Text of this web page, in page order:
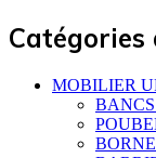
MOBILIER